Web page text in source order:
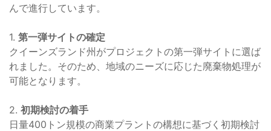
んで進行しています。
1. 第一弾サイトの確定
クイーンズランド州がプロジェクトの第一弾サイトに選ば
れました。そのため、地域のニーズに応じた廃棄物処理が
可能となります。
2. 初期検討の着手
日量400トン規模の商業プラントの構想に基づく初期検討